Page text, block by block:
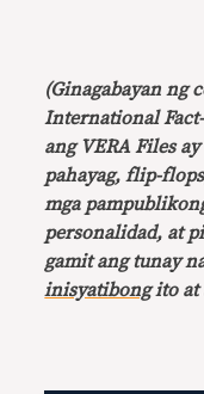
(Ginagabayan ng
International
ang VERA Files
pahayag, flip-
mga
personalidad, at
gamit ang tunay
inisyatibongito at